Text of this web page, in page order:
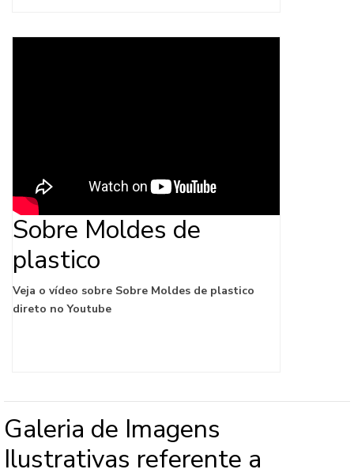
Sobre Moldes de
plastico
Veja o vídeo sobre Sobre Moldes de plastico
direto no Youtube
Galeria de Imagens
Ilustrativas referente a